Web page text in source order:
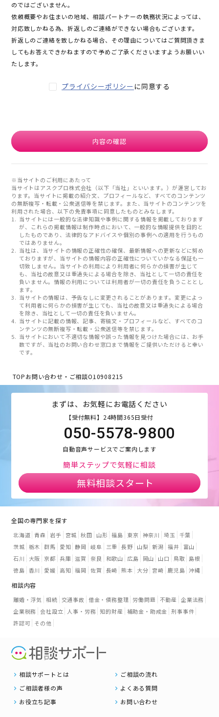
のではございません。
依頼概要やお住まいの地域、相談パートナーの執務状況によっては、
対応致しかねる為、折返しのご連絡ができない場合もございます。
折返しのご連絡を致しかねる場合、その理由についてはご質問頂きま
してもお答えできかねますので予めご了承くださいますようお願いい
たします。
プライバシーポリシー に同意する
内容の確認
※当サイトのご利用にあたって
当サイトはアスクプロ株式会社（以下「当社」といいます。）が運営してお
ります。当サイトに掲載の紹介文、プロフィールなど、すべてのコンテンツ
の無断複写・転載・公衆送信等を禁じます。また、当サイトのコンテンツを
利用された場合、以下の免責事項に同意したものとみなします。
当サイトには一般的な法律知識や事例に関する情報を掲載しております
が、これらの掲載情報は制作時点において、一般的な情報提供を目的と
したものであり、法律的なアドバイスや個別の事例への適用を行うもの
ではありません。
当社は、当サイトの情報の正確性の確保、最新情報への更新などに努め
ておりますが、当サイトの情報内容の正確性についていかなる保証も一
切致しません。当サイトの利用により利用者に何らかの損害が生じて
も、当社の故意又は重過失による場合を除き、当社として一切の責任を
負いません。情報の利用については利用者が一切の責任を負うこととし
ます。
当サイトの情報は、予告なしに変更されることがあります。変更によっ
て利用者に何らかの損害が生じても、当社の故意又は重過失による場合
を除き、当社として一切の責任を負いません。
当サイトに記載の情報、記事、寄稿文・プロフィールなど、すべてのコ
ンテンツの無断複写・転載・公衆送信等を禁じます。
当サイトにおいて不適切な情報や誤った情報を見つけた場合には、お手
数ですが、当社のお問い合わせ窓口まで情報をご提供いただけると幸い
です。
TOPお問い合わせ・ご相談O10908215
まずは、お気軽にお電話ください
【受付無料】24時間365日受付
050-5578-9800
自動音声サービスでご案内します
簡単ステップで気軽に相談
無料相談スタート
全国の専門家を探す
北海道 青森 岩手 宮城 秋田 山形 福島 東京 神奈川 埼玉
千葉
茨城 栃木 群馬 愛知 静岡 岐阜 三重 長野 山梨 新潟 福井
富山
石川
大阪 京都 兵庫 滋賀 奈良 和歌山 広島 岡山 山口 鳥取
島根
徳島 香川 愛媛 高知 福岡 佐賀 長崎 熊本 大分 宮崎 鹿児島 沖縄
相談内容
離婚・浮気 相続 交通事故 借金・債務整理 労働問題 不動産 企業法務
企業税務 会社設立 人事・労務 知的財産 補助金・助成金 刑事事件
許認可 その他
相談サポートとは
ご相談の流れ
ご相談者様の声
よくある質問
お役立ち記事
お問い合わせ